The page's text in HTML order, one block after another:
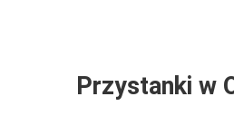
Przystanki w